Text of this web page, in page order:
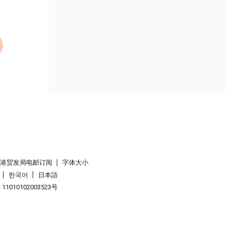
贸发局电邮订阅
字体大小
한국어
日本語
号